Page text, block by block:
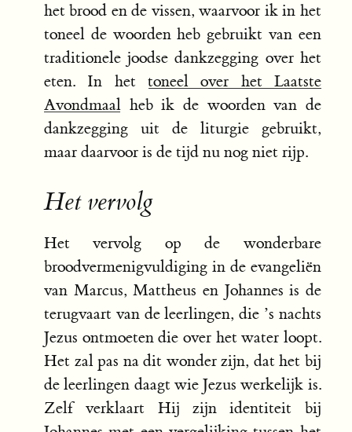
het brood en de vissen, waarvoor ik in het
toneel de woorden heb gebruikt van een
traditionele joodse dankzegging over het
eten. In het toneel over het Laatste
Avondmaal heb ik de woorden van de
dankzegging uit de liturgie gebruikt,
maar daarvoor is de tijd nu nog niet rijp.
Het vervolg
Het vervolg op de wonderbare
broodvermenigvuldiging in de evangeliën
van Marcus, Mattheus en Johannes is de
terugvaart van de leerlingen, die ’s nachts
Jezus ontmoeten die over het water loopt.
Het zal pas na dit wonder zijn, dat het bij
de leerlingen daagt wie Jezus werkelijk is.
Zelf verklaart Hij zijn identiteit bij